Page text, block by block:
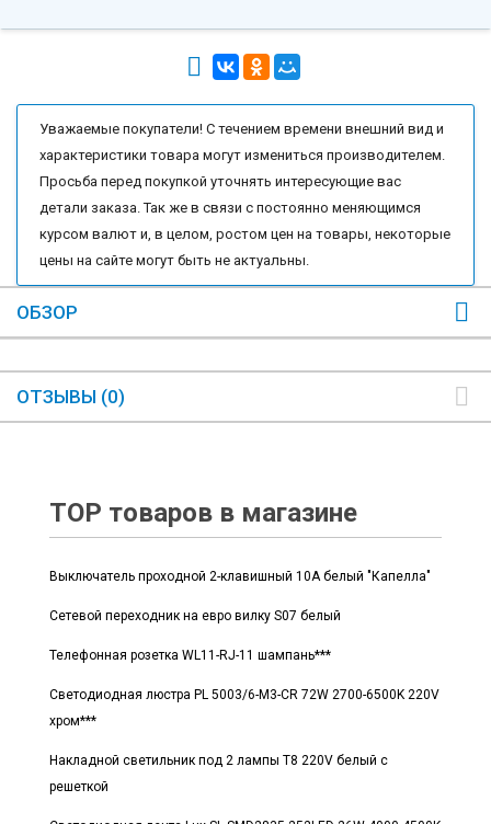
Уважаемые покупатели! С течением времени внешний вид и
характеристики товара могут измениться производителем.
Просьба перед покупкой уточнять интересующие вас
детали заказа. Так же в связи с постоянно меняющимся
курсом валют и, в целом, ростом цен на товары, некоторые
цены на сайте могут быть не актуальны.
ОБЗОР
ОТЗЫВЫ (0)
TOP товаров в магазине
Выключатель проходной 2-клавишный 10А белый "Капелла"
Сетевой переходник на евро вилку S07 белый
Телефонная розетка WL11-RJ-11 шампань***
Светодиодная люстра PL 5003/6-M3-CR 72W 2700-6500K 220V
хром***
Накладной светильник под 2 лампы T8 220V белый с
решеткой